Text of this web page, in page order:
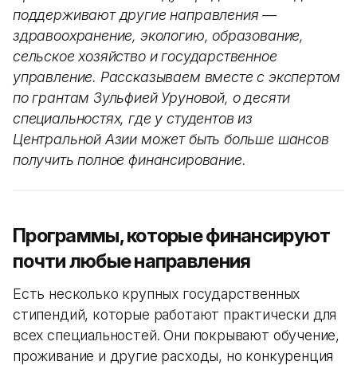
поддерживают другие направления —
здравоохранение, экологию, образование,
сельское хозяйство и государственное
управление. Рассказываем вместе с экспертом
по грантам Зульфией Уруновой, о десяти
специальностях, где у студентов из
Центральной Азии может быть больше шансов
получить полное финансирование.
Программы, которые финансируют
почти любые направления
Есть несколько крупных государственных
стипендий, которые работают практически для
всех специальностей. Они покрывают обучение,
проживание и другие расходы, но конкуренция